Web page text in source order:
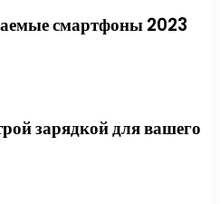
смартфоны 2023
зарядкой для вашего